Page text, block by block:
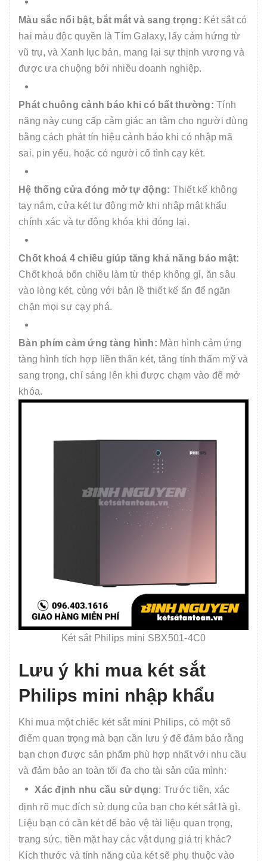
Màu sắc nổi bật, bắt mắt và sang trọng: Két sắt có
hai màu độc quyền là Tím Galaxy, lấy cảm hứng từ
vũ trụ, và Xanh lục bản, mang lại sự thịnh vượng và
được ưa chuộng bởi nhiều doanh nghiệp.
Phát chuông cảnh báo khi có bất thường: Tính
năng này cung cấp cảm giác an tâm cho người dùng
bằng cách phát tín hiệu cảnh báo khi có nhập mã
sai, pin yếu, hoặc có người cố tình cạy két.
Hệ thống cửa đóng mở tự động: Thiết kế không
tay nắm, cửa két tự động mở khi nhập mật khẩu
chính xác và tự động khóa khi đóng lại.
Chốt khoá 4 chiều giúp tăng khả năng bảo mật:
Chốt khoá bốn chiều làm từ thép không gỉ, ăn sâu
vào lòng két, cùng với bản lề thiết kế ẩn để ngăn
chặn mọi sự cạy phá.
Bàn phím cảm ứng tàng hình: Màn hình cảm ứng
tàng hình tích hợp liền thân két, tăng tính thẩm mỹ và
sang trọng, chỉ sáng lên khi được chạm vào để mở
khóa.
Két sắt Philips mini SBX501-4C0
Lưu ý khi mua két sắt
Philips mini nhập khẩu
Khi mua một chiếc két sắt mini Philips, có một số
điểm quan trọng mà bạn cần lưu ý để đảm bảo rằng
bạn chọn được sản phẩm phù hợp nhất với nhu cầu
và đảm bảo an toàn tối đa cho tài sản của mình:
Xác định nhu cầu sử dụng: Trước tiên, xác
định rõ mục đích sử dụng của bạn cho két sắt là gì.
Liệu bạn có cần két để bảo vệ tài liệu quan trọng,
trang sức, tiền mặt hay các vật dụng giá trị khác?
Kích thước và tính năng của két sẽ phụ thuộc vào